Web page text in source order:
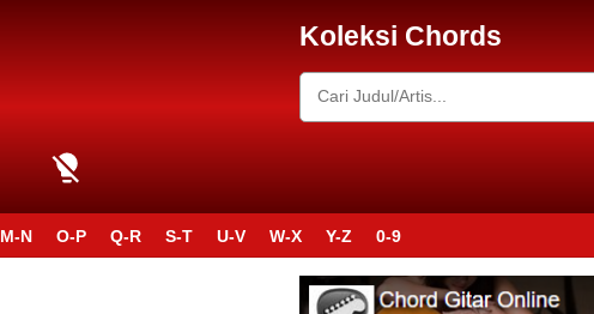
Koleksi Chords
M-N O-P Q-R S-T U-V W-X Y-Z 0-9